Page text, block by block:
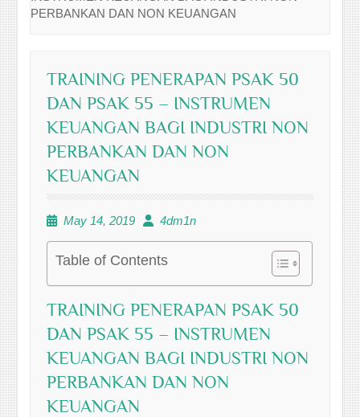
PERBANKAN DAN NON KEUANGAN
TRAINING PENERAPAN PSAK 50
DAN PSAK 55 – INSTRUMEN
KEUANGAN BAGI INDUSTRI NON
PERBANKAN DAN NON
KEUANGAN
May 14, 2019 4dm1n
Table of Contents
TRAINING PENERAPAN PSAK 50
DAN PSAK 55 – INSTRUMEN
KEUANGAN BAGI INDUSTRI NON
PERBANKAN DAN NON
KEUANGAN